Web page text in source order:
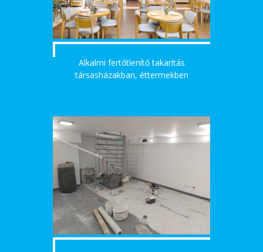
Alkalmi fertőtlenítő takarítás
társasházakban, éttermekben